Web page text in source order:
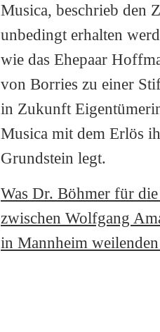
Musica, beschrieb den
unbedingt erhalten
wie das Ehepaar
von Borries zu einer
in Zukunft
Musica mit dem Erlös
Grundstein legt.
Was Dr. Böhmer für
zwischen Wolfgang
in Mannheim